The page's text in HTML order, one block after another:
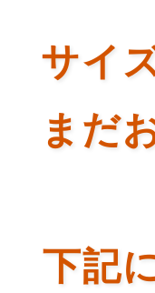
サイ
まだ
下記